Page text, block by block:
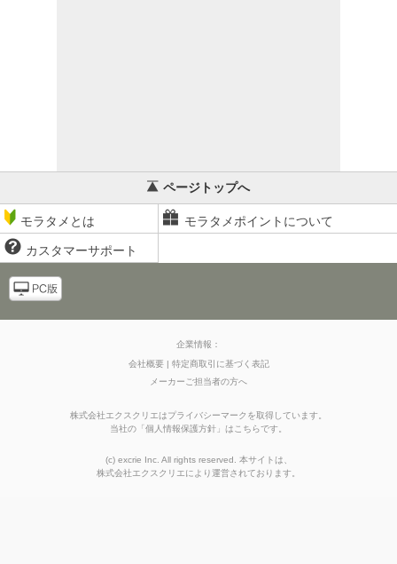
ページトップへ
モラタメとは モラタメポイントについて
カスタマーサポート
企業情報：
会社概要
特定商取引に基づく表記
メーカーご担当者の方へ
株式会社エクスクリエはプライバシーマークを取得しています。
当社の 「個人情報保護方針 」はこちらです。
(c) excrie Inc. All rights reserved. 本サイトは、
株式会社エクスクリエにより運営されております。